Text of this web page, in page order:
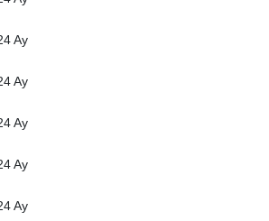
Ay
Ay
Ay
Ay
Ay